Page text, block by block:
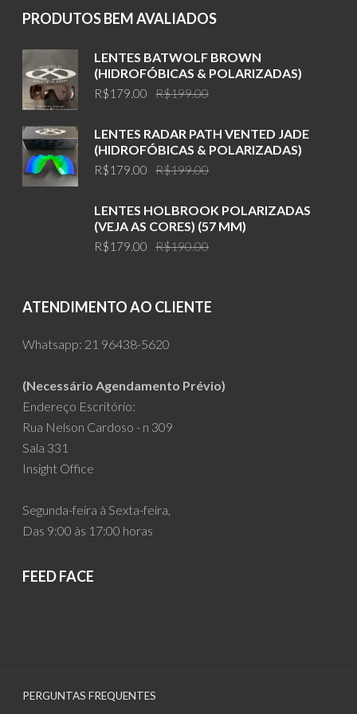
PRODUTOS BEM AVALIADOS
LENTES BATWOLF BROWN
(HIDROFÓBICAS & POLARIZADAS)
R$199.00
was:
R$199.00.
R$179.00
is:
R$179.00.
LENTES RADAR PATH VENTED JADE
(HIDROFÓBICAS & POLARIZADAS)
R$199.00
was:
R$199.00.
R$179.00
is:
R$179.00.
LENTES HOLBROOK POLARIZADAS
(VEJA AS CORES) (57 MM)
R$190.00
R$190.00.
R$179.00
R$179.00.
ATENDIMENTO AO CLIENTE
Whatsapp: 21 96438-5620
(Necessário Agendamento Prévio)
Endereço Escritório:
Rua Nelson Cardoso - n 309
Sala 331
Insight Office
Segunda-feira à Sexta-feira,
Das 9:00 às 17:00 horas
FEED FACE
PERGUNTAS FREQUENTES